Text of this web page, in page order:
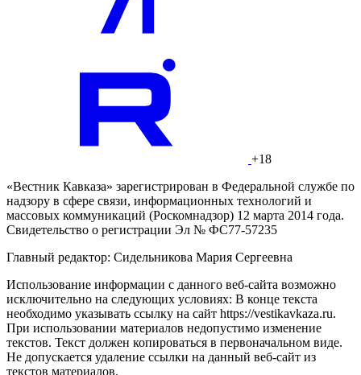
+18
«Вестник Кавказа» зарегистрирован в Федеральной службе по
надзору в сфере связи, информационных технологий и
массовых коммуникаций (Роскомнадзор) 12 марта 2014 года.
Свидетельство о регистрации Эл № ФС77-57235
Главный редактор: Сидельникова Мария Сергеевна
Использование информации с данного веб-сайта возможно
исключительно на следующих условиях: В конце текста
необходимо указывать ссылку на сайт https://vestikavkaza.ru.
При использовании материалов недопустимо изменение
текстов. Текст должен копироваться в первоначальном виде.
Не допускается удаление ссылки на данный веб-сайт из
текстов материалов.